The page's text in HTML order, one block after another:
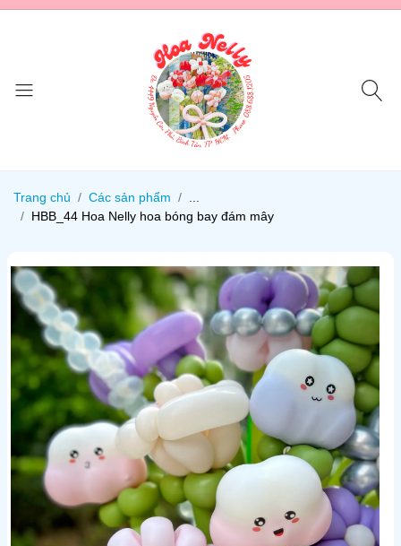
Trang chủ Các sản phẩm
...
HBB_44 Hoa Nelly hoa bóng bay đám mây